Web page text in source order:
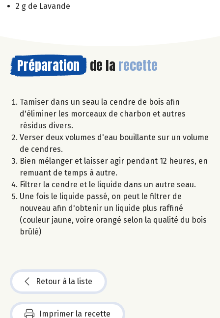
2 g de Lavande
Préparation de la recette
Tamiser dans un seau la cendre de bois afin
d'éliminer les morceaux de charbon et autres
résidus divers.
Verser deux volumes d'eau bouillante sur un volume
de cendres.
Bien mélanger et laisser agir pendant 12 heures, en
remuant de temps à autre.
Filtrer la cendre et le liquide dans un autre seau.
Une fois le liquide passé, on peut le filtrer de
nouveau afin d'obtenir un liquide plus raffiné
(couleur jaune, voire orangé selon la qualité du bois
brûlé)
Retour à la liste
Imprimer la recette